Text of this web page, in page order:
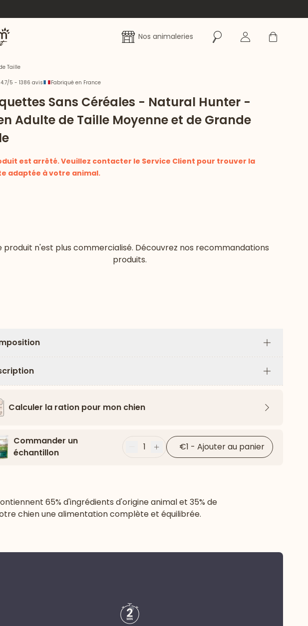
Nos animaleries RechercherSe connecter
Panier
Taille
4.7/5 - 1386 avis Fabriqué en France
Sans Céréales - Natural Hunter -
Adulte de Taille Moyenne et de Grande
est arrêté. Veuillez contacter le Service Client pour trouver la
adaptée à votre animal.
produit n'est plus commercialisé. Découvrez nos recommandations
produits.
Plus
Plus
Calculer la ration pour mon chien
Commander un
échantillon
Moins
1 Plus €1 - Ajouter au panier
65% d'ingrédients d'origine animal et 35% de
chien une alimentation complète et équilibrée.